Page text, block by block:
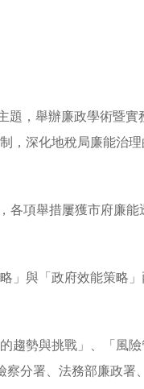
題，舉辦廉政學術暨實
，深化地稅局廉能治
各項舉措屢獲市府廉能
」與「政府效能策略」
趨勢與挑戰」、「風
察分署、法務部廉政署